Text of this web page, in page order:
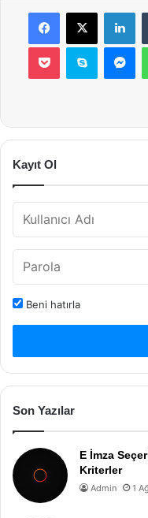
Facebook
X
Pocket Skype
Kayıt Ol
Beni hatırla
Son Yazılar
E İmza
Kriterler
Admin 1